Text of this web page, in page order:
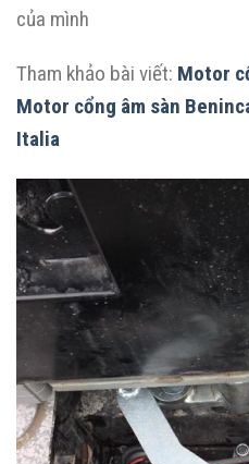
của mình
Tham khảo bài viết: Motor
Motor cổng âm sàn
Italia